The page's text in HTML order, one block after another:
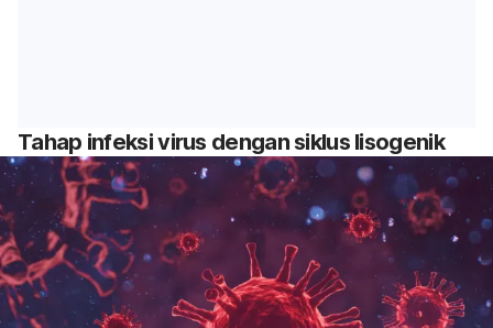
Tahap infeksi virus dengan siklus lisogenik